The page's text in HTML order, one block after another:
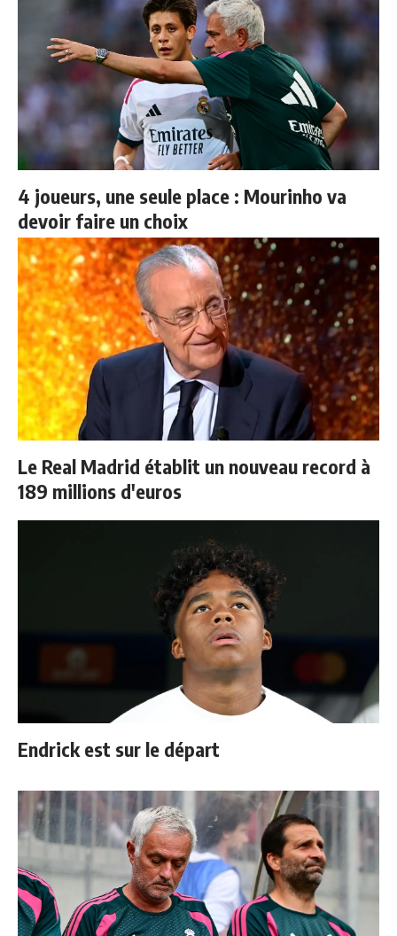
4 joueurs, une seule place : Mourinho va
devoir faire un choix
Le Real Madrid établit un nouveau record à
189 millions d'euros
Endrick est sur le départ